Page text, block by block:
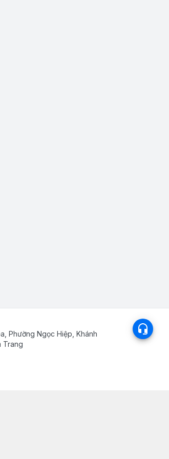
Phường Ngọc Hiệp, Khánh
Trang